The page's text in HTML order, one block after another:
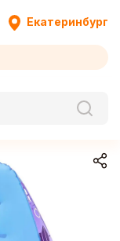
Екатеринбург